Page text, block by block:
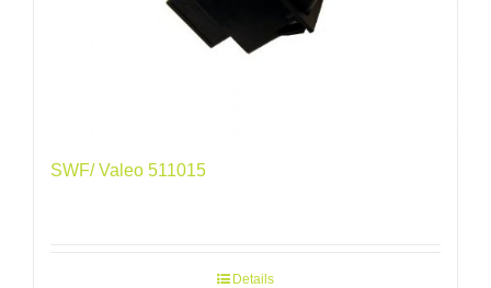
SWF/ Valeo 511015
Details